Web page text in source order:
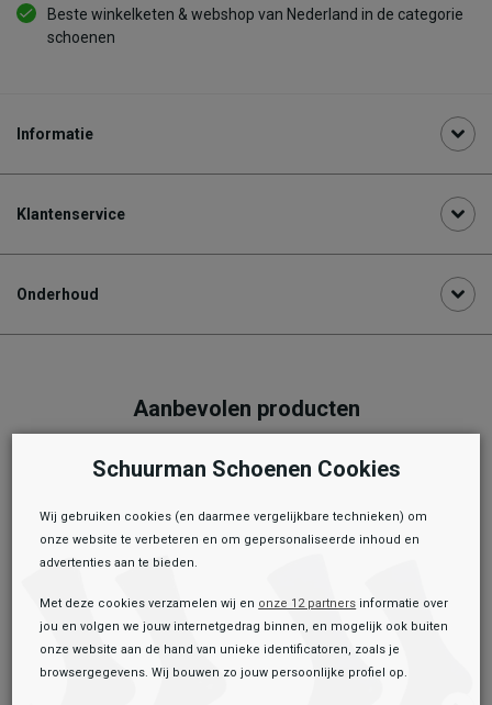
Beste winkelketen & webshop van Nederland in de categorie
schoenen
Informatie
Klantenservice
Onderhoud
Aanbevolen producten
Schuurman Schoenen Cookies
Wij gebruiken cookies (en daarmee vergelijkbare technieken) om
onze website te verbeteren en om gepersonaliseerde inhoud en
advertenties aan te bieden.
Met deze cookies verzamelen wij en onze 12 partners informatie over
jou en volgen we jouw internetgedrag binnen, en mogelijk ook buiten
onze website aan de hand van unieke identificatoren, zoals je
browsergegevens. Wij bouwen zo jouw persoonlijke profiel op.